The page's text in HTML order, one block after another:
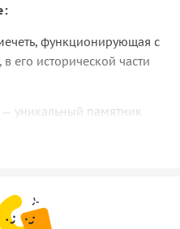
функционирующая с
его исторической части
— уникальный памятник
расположенный в
Лагич привлекает
сувенирными